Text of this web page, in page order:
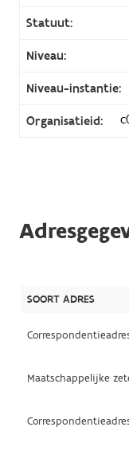
Statuut:
Niveau:
Niveau-instantie:
Organisatieid:
SOORT ADRES
Maatschappelijke